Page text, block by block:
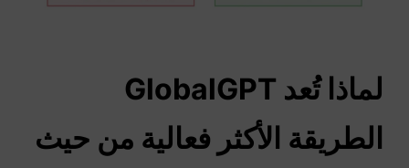
لماذا تُعد GlobalGPT
الطريقة الأكثر فعالية من حيث